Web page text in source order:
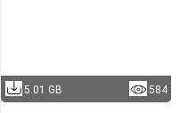
5.01 GB 584